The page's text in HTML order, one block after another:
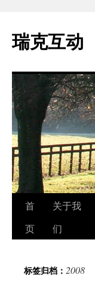
瑞克互动
跳
至
文
首
页
关于我
们
标签归档： 2008